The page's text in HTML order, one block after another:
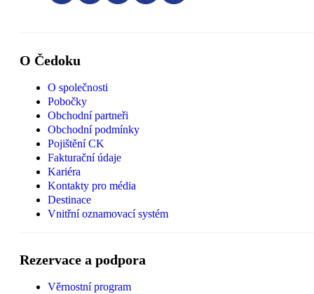
O Čedoku
O společnosti
Pobočky
Obchodní partneři
Obchodní podmínky
Pojištění CK
Fakturační údaje
Kariéra
Kontakty pro média
Destinace
Vnitřní oznamovací systém
Rezervace a podpora
Věrnostní program